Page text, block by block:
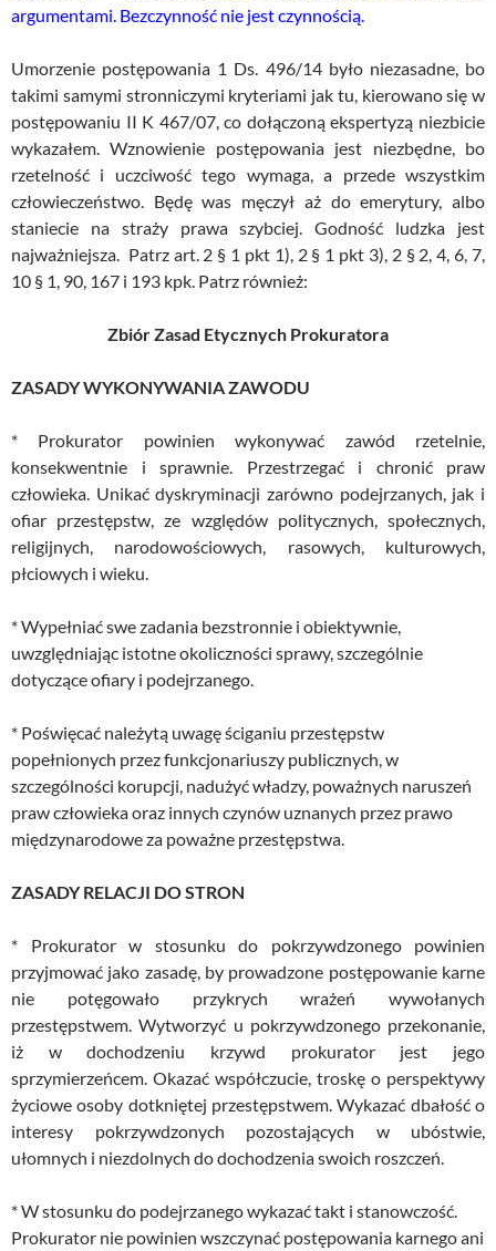
argumentami. Bezczynność nie jest czynnością.
Umorzenie postępowania 1 Ds. 496/14 było niezasadne, bo
takimi samymi stronniczymi kryteriami jak tu, kierowano się w
postępowaniu II K 467/07, co dołączoną ekspertyzą niezbicie
wykazałem. Wznowienie postępowania jest niezbędne, bo
rzetelność i uczciwość tego wymaga, a przede wszystkim
człowieczeństwo. Będę was męczył aż do emerytury, albo
staniecie na straży prawa szybciej. Godność ludzka jest
najważniejsza. Patrz art. 2 § 1 pkt 1), 2 § 1 pkt 3), 2 § 2, 4, 6, 7,
10 § 1, 90, 167 i 193 kpk. Patrz również:
Zbiór Zasad Etycznych Prokuratora
ZASADY WYKONYWANIA ZAWODU
* Prokurator powinien wykonywać zawód rzetelnie,
konsekwentnie i sprawnie. Przestrzegać i chronić praw
człowieka. Unikać dyskryminacji zarówno podejrzanych, jak i
ofiar przestępstw, ze względów politycznych, społecznych,
religijnych, narodowościowych, rasowych, kulturowych,
płciowych i wieku.
* Wypełniać swe zadania bezstronnie i obiektywnie,
uwzględniając istotne okoliczności sprawy, szczególnie
dotyczące ofiary i podejrzanego.
* Poświęcać należytą uwagę ściganiu przestępstw
popełnionych przez funkcjonariuszy publicznych, w
szczególności korupcji, nadużyć władzy, poważnych naruszeń
praw człowieka oraz innych czynów uznanych przez prawo
międzynarodowe za poważne przestępstwa.
ZASADY RELACJI DO STRON
* Prokurator w stosunku do pokrzywdzonego powinien
przyjmować jako zasadę, by prowadzone postępowanie karne
nie potęgowało przykrych wrażeń wywołanych
przestępstwem. Wytworzyć u pokrzywdzonego przekonanie,
iż w dochodzeniu krzywd prokurator jest jego
sprzymierzeńcem. Okazać współczucie, troskę o perspektywy
życiowe osoby dotkniętej przestępstwem. Wykazać dbałość o
interesy pokrzywdzonych pozostających w ubóstwie,
ułomnych i niezdolnych do dochodzenia swoich roszczeń.
* W stosunku do podejrzanego wykazać takt i stanowczość.
Prokurator nie powinien wszczynać postępowania karnego ani